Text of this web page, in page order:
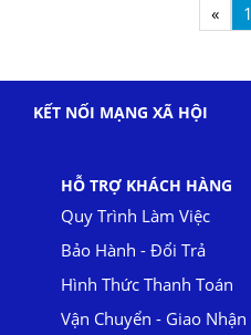
« 1
KẾT NỐI MẠNG XÃ HỘI
HỖ TRỢ KHÁCH HÀNG
Quy Trình Làm Việc
Bảo Hành - Đổi Trả
Hình Thức Thanh Toán
Vận Chuyển - Giao Nhận